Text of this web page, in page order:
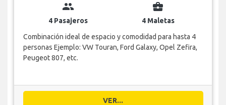
group
4 Pasajeros
business_center
4 Maletas
Combinación ideal de espacio y comodidad para hasta 4
personas Ejemplo: VW Touran, Ford Galaxy, Opel Zefira,
Peugeot 807, etc.
VER...